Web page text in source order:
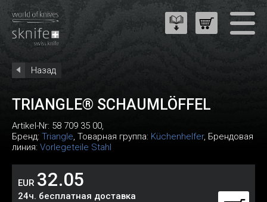
Назад
TRIANGLE® SCHAUMLÖFFEL
Artikel-Nr: 58 709 35 00,
Бренд: Triangle, Товарная группа: Küchenhelfer, Брендовая
линия: Vorlegeteile Stahl
EUR 32.05
24ч. бесплатная доставка